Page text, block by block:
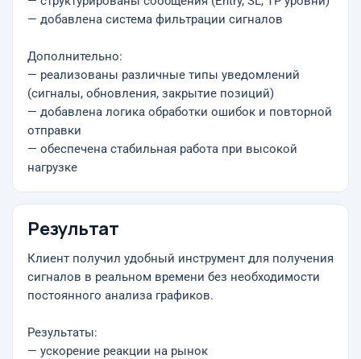
— добавлена система фильтрации сигналов
Дополнительно:
— реализованы различные типы уведомлений
(сигналы, обновления, закрытие позиций)
— добавлена логика обработки ошибок и повторной
отправки
— обеспечена стабильная работа при высокой
нагрузке
Результат
Клиент получил удобный инструмент для получения
сигналов в реальном времени без необходимости
постоянного анализа графиков.
Результаты:
— ускорение реакции на рынок